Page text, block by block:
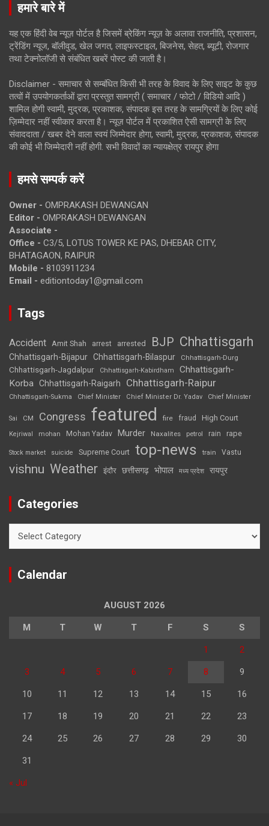
हमारे बारे में
यह एक हिंदी वेब न्यूज़ पोर्टल है जिसमें ब्रेकिंग न्यूज़ के अलावा राजनीति, प्रशासन,
ट्रेंडिंग न्यूज, बॉलीवुड, खेल जगत, लाइफस्टाइल, बिजनेस, सेहत, ब्यूटी, रोजगार
तथा टेक्नोलॉजी से संबंधित खबरें पोस्ट की जाती है।
Disclaimer - समाचार से सम्बंधित किसी भी तरह के विवाद के लिए साइट के कुछ
तत्वों में उपयोगकर्ताओं द्वारा प्रस्तुत सामग्री ( समाचार / फोटो / विडियो आदि )
शामिल होगी स्वामी, मुद्रक, प्रकाशक, संपादक इस तरह के सामग्रियों के लिए कोई
ज़िम्मेदार नहीं स्वीकार करता है। न्यूज़ पोर्टल में प्रकाशित ऐसी सामग्री के लिए
संवाददाता / खबर देने वाला स्वयं जिम्मेदार होगा, स्वामी, मुद्रक, प्रकाशक, संपादक
की कोई भी जिम्मेदारी नहीं होगी. सभी विवादों का न्यायक्षेत्र रायपुर होगा
हमसे सम्पर्क करें
Owner - OMPRAKASH DEWANGAN
Editor - OMPRAKASH DEWANGAN
Associate -
Office - C3/5, LOTUS TOWER KE PAS, DHEBAR CITY,
BHATAGAON, RAIPUR
Mobile - 8103911234
Email - editiontoday1@gmail.com
Tags
Accident Amit Shah arrest arrested BJP Chhattisgarh
Chhattisgarh-Bijapur Chhattisgarh-Bilaspur Chhattisgarh-Durg
Chhattisgarh-Jagdalpur Chhattisgarh-Kabirdham
Chhattisgarh-
Korba Chhattisgarh-Raigarh Chhattisgarh-Raipur
Chhattisgarh-Sukma Chief Minister Chief Minister Dr. Yadav Chief Minister
Sai CM Congress featured fire fraud High Court
Kejriwal mohan Mohan Yadav Murder Naxalites petrol rain rape
Stock market suicide Supreme Court top-news train Vastu
vishnu Weather इंदौर छत्तीसगढ़ भोपाल मध्य प्रदेश रायपुर
Categories
Calendar
AUGUST 2026
M T W T F S S
1 2
3 4 5 6 7 8 9
10 11 12 13 14 15 16
17 18 19 20 21 22 23
24 25 26 27 28 29 30
31
« Jul